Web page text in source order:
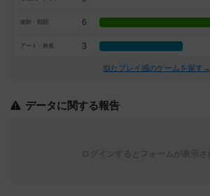
攻防・戦闘 6
アート・外見 3
似たプレイ感のゲームを探す→
データに関する報告